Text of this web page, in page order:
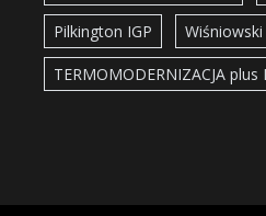
Pilkington IGP Wiśniowski
TERMOMODERNIZACJA